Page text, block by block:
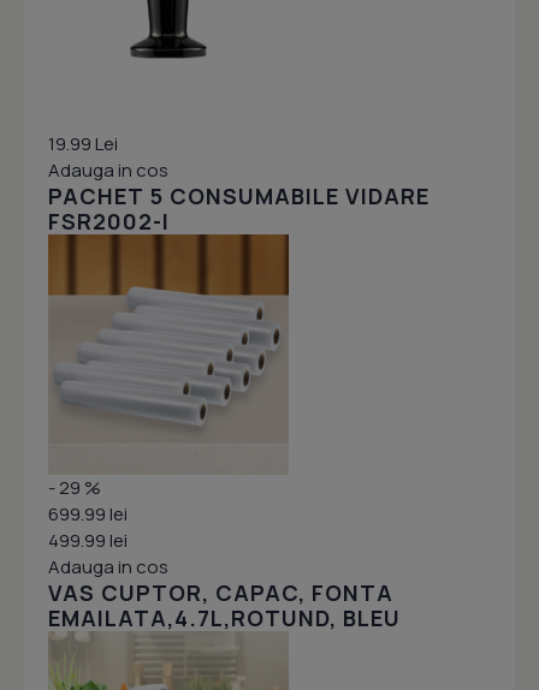
19.99 Lei
Adauga in cos
PACHET 5 CONSUMABILE VIDARE
FSR2002-I
- 29 %
699.99 lei
499.99 lei
Adauga in cos
VAS CUPTOR, CAPAC, FONTA
EMAILATA,4.7L,ROTUND, BLEU